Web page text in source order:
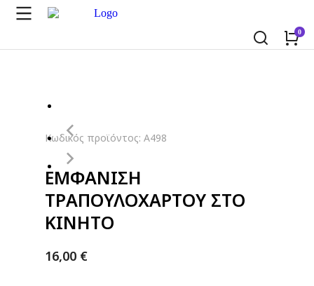
Κωδικός προϊόντος: A498
ΕΜΦΑΝΙΣΗ
ΤΡΑΠΟΥΛΟΧΑΡΤΟΥ ΣΤΟ
ΚΙΝΗΤΟ
16,00 €